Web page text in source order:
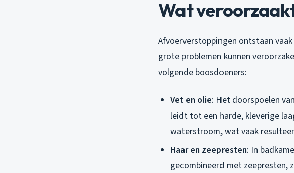
Wat
Afvoerverstoppingen ontstaan
grote problemen kunnen
volgende boosdoeners:
Vet en olie: Het doorspoelen
leidt tot een harde, kleverige
waterstroom, wat vaak
Haar en zeepresten: In
gecombineerd met zeepresten,